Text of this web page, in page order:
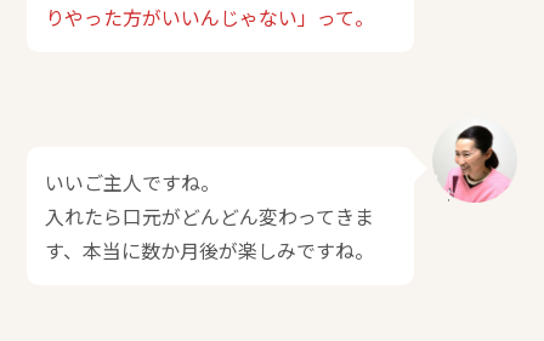
りやった方がいいんじゃない」って。
いいご主人ですね。
入れたら口元がどんどん変わってきま
す、本当に数か月後が楽しみですね。